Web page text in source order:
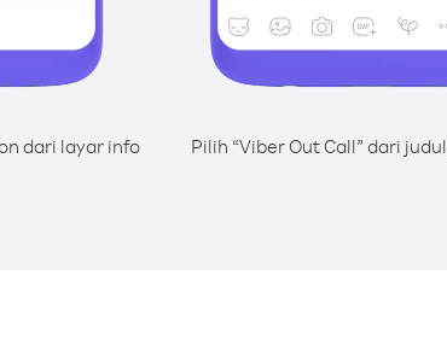
dari layar info
Pilih “Viber Out Call” dari